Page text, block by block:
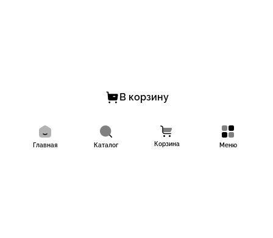
В корзину
Главная Каталог Корзина Меню